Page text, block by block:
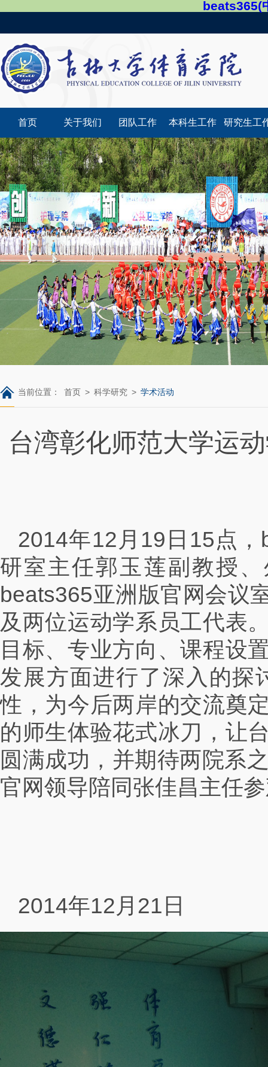
beats365(
首页 关于我们 团队工作 本科生工作 研究生工
当前位置： 首页 > 科学研究 > 学术活动
台湾彰化师范大学运
2014年12月19日15点
研室主任郭玉莲副教授
beats365亚洲版官网会议
及两位运动学系员工代表
目标、专业方向、课程设
发展方面进行了深入的探
性，为今后两岸的交流奠
的师生体验花式冰刀，让
圆满成功，并期待两院系
官网领导陪同张佳昌主任
2014年12月21日